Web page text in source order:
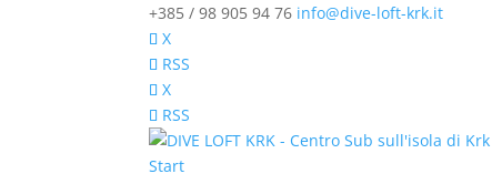
+385 / 98 905 94 76 info@dive-loft-krk.it
X
RSS
X
RSS
Start